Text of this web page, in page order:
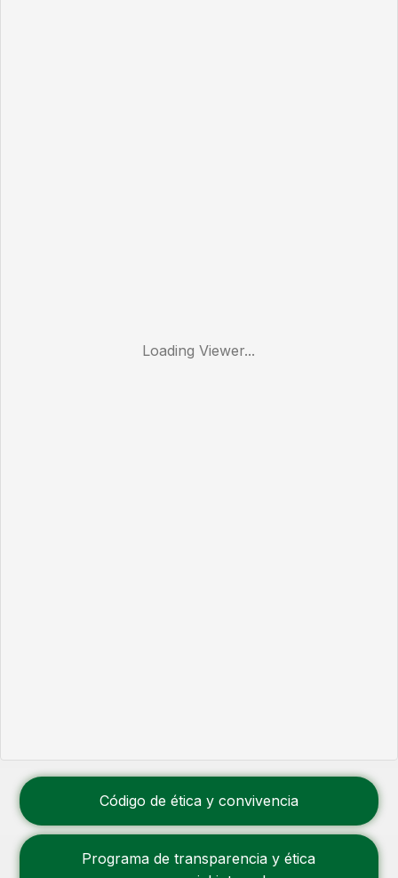
Código de ética y convivencia
Programa de transparencia y ética
Loading Viewer...